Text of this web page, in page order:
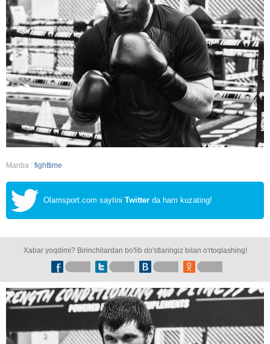
Manba : fighttime
Olamsport.com saytini Twitter da ham kuzating!
Xabar yoqdimi? Birinchilardan bo'lib do'stlaringiz bilan o'rtoqlashing!